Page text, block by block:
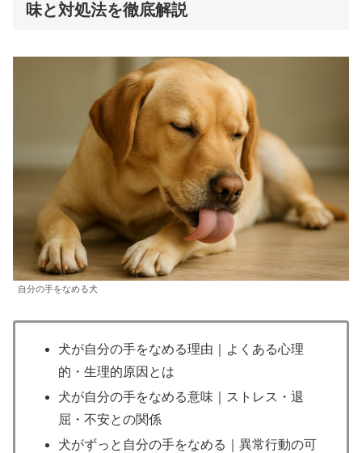
味と対処法を徹底解説
自分の手をなめる犬
犬が自分の手をなめる理由｜よくある心理
的・生理的原因とは
犬が自分の手をなめる意味｜ストレス・退
屈・不安との関係
犬がずっと自分の手をなめる｜異常行動の可